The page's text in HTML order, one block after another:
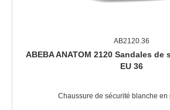
AB2120.36
ABEBA ANATOM 2120 Sandales de
EU 36
Chaussure de sécurité blanche en